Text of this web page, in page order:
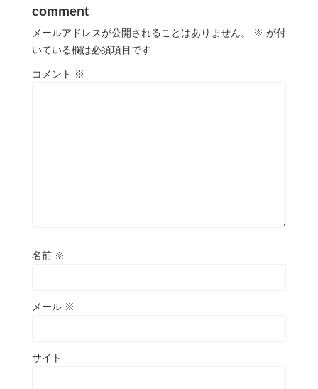
comment
メールアドレスが公開されることはありません。 ※ が付
いている欄は必須項目です
コメント ※
名前 ※
メール ※
サイト